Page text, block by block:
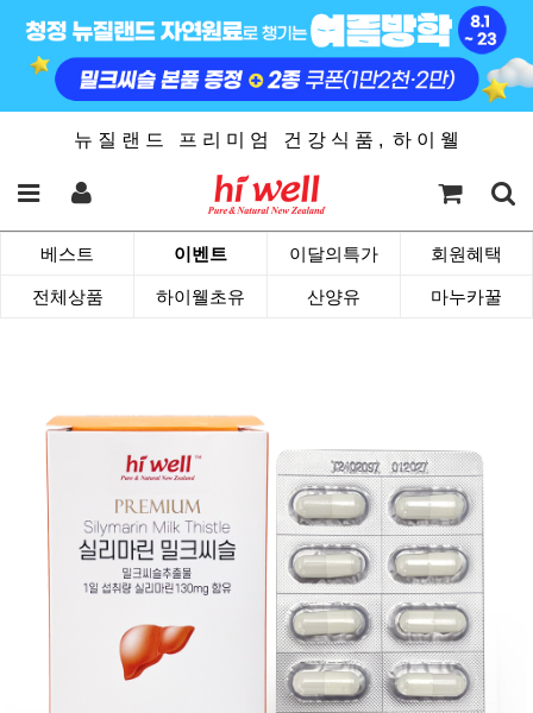
뉴 질 랜 드 프 리 미 엄 건 강 식 품 , 하 이 웰
베스트 이벤트 이달의특가 회원혜택
전체상품 하이웰초유 산양유 마누카꿀